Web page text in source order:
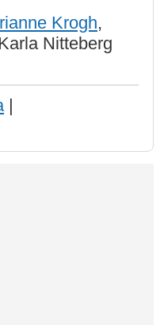
Krogh,
Nitteberg
|